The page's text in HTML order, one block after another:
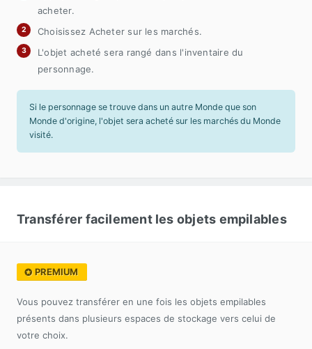
acheter.
Choisissez Acheter sur les marchés.
L'objet acheté sera rangé dans l'inventaire du
personnage.
Si le personnage se trouve dans un autre Monde que son
Monde d'origine, l'objet sera acheté sur les marchés du Monde
visité.
Transférer facilement les objets empilables
PREMIUM
Vous pouvez transférer en une fois les objets empilables
présents dans plusieurs espaces de stockage vers celui de
votre choix.